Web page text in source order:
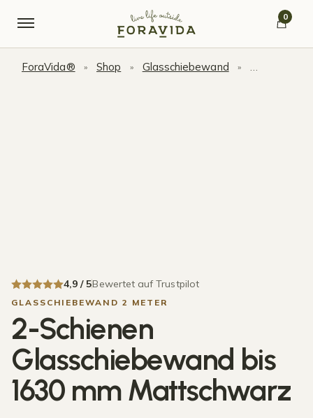
0
ForaVida® » Shop » Glasschiebewand »
4,9 / 5Bewertet auf Trustpilot
GLASSCHIEBEWAND 2 METER
2-Schienen
Glasschiebewand bis
1630 mm Mattschwarz